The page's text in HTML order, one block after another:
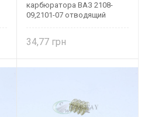
карбюратора ВАЗ 2108-
09,2101-07 отводящий
34,77